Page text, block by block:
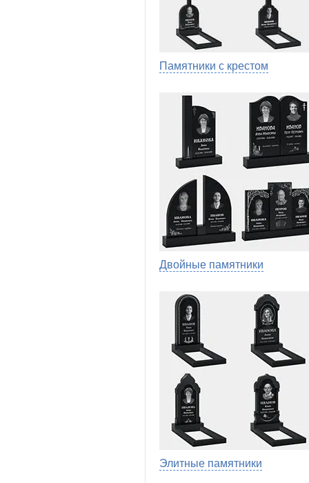
Памятники с крестом
Двойные памятники
Элитные памятники